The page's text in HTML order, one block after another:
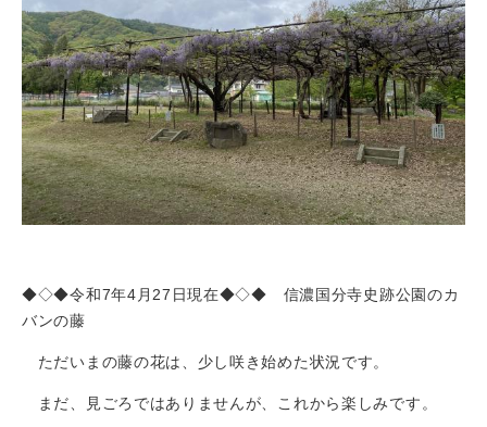
◆◇◆令和7年4月27日現在◆◇◆ 信濃国分寺史跡公園のカ
バンの藤
ただいまの藤の花は、少し咲き始めた状況です。
まだ、見ごろではありませんが、これから楽しみです。